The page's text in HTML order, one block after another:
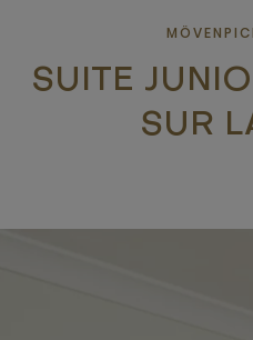
SUITE
SUR